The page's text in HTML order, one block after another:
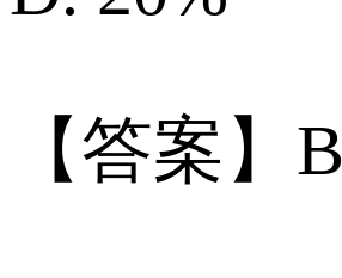
【答案】B